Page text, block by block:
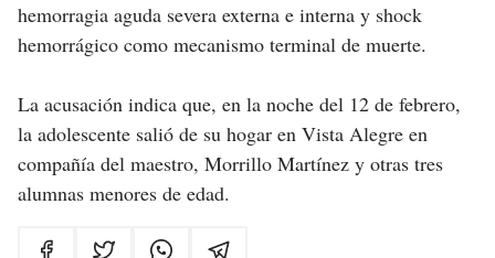
hemorragia aguda severa externa e interna y shock
hemorrágico como mecanismo terminal de muerte.
La acusación indica que, en la noche del 12 de febrero,
la adolescente salió de su hogar en Vista Alegre en
compañía del maestro, Morrillo Martínez y otras tres
alumnas menores de edad.